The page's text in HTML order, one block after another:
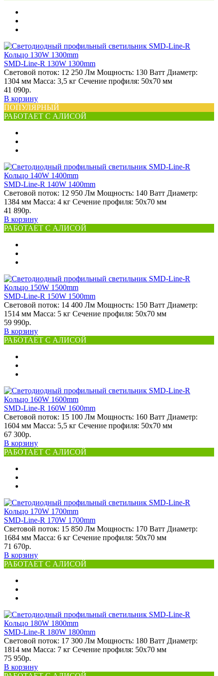
SMD-Line-R 130W 1300mm
Световой поток: 12 250 Лм Мощность: 130 Ватт Диаметр:
1304 мм Масса: 3,5 кг Сечение профиля: 50х70 мм
41 090р.
В корзину
ПОПУЛЯРНЫЙ
РАБОТАЕТ С АЛИСОЙ
SMD-Line-R 140W 1400mm
Световой поток: 12 950 Лм Мощность: 140 Ватт Диаметр:
1384 мм Масса: 4 кг Сечение профиля: 50х70 мм
41 890р.
В корзину
РАБОТАЕТ С АЛИСОЙ
SMD-Line-R 150W 1500mm
Световой поток: 14 400 Лм Мощность: 150 Ватт Диаметр:
1514 мм Масса: 5 кг Сечение профиля: 50х70 мм
59 990р.
В корзину
РАБОТАЕТ С АЛИСОЙ
SMD-Line-R 160W 1600mm
Световой поток: 15 100 Лм Мощность: 160 Ватт Диаметр:
1604 мм Масса: 5,5 кг Сечение профиля: 50х70 мм
67 300р.
В корзину
РАБОТАЕТ С АЛИСОЙ
SMD-Line-R 170W 1700mm
Световой поток: 15 850 Лм Мощность: 170 Ватт Диаметр:
1684 мм Масса: 6 кг Сечение профиля: 50х70 мм
71 670р.
В корзину
РАБОТАЕТ С АЛИСОЙ
SMD-Line-R 180W 1800mm
Световой поток: 17 300 Лм Мощность: 180 Ватт Диаметр:
1814 мм Масса: 7 кг Сечение профиля: 50х70 мм
75 950р.
В корзину